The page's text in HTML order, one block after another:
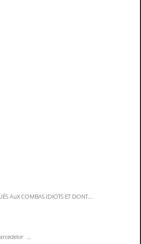
AuX COMBAS IDIOTS ET DONT...
...